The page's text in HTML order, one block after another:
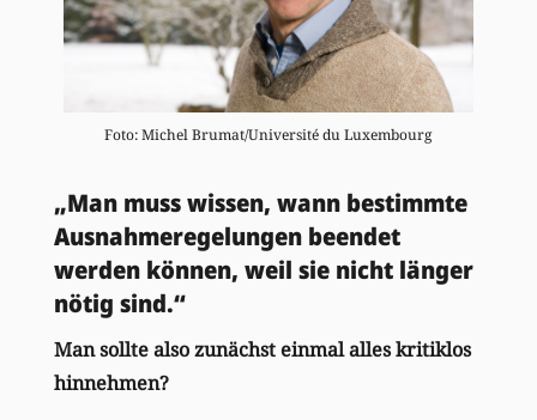
Foto: Michel Brumat/Université du Luxembourg
„Man muss wissen, wann bestimmte
Ausnahmeregelungen beendet
werden können, weil sie nicht länger
nötig sind.“
Man sollte also zunächst einmal alles kritiklos
hinnehmen?